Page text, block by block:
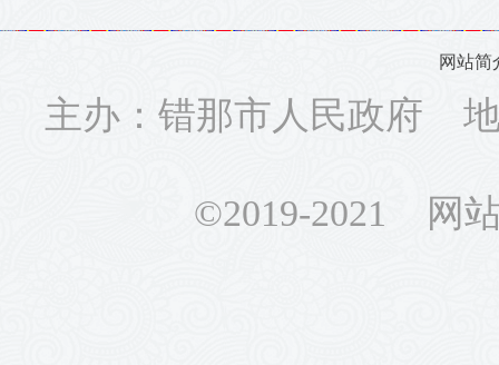
网站简
主办：错那市人民政府
©2019-2021 网